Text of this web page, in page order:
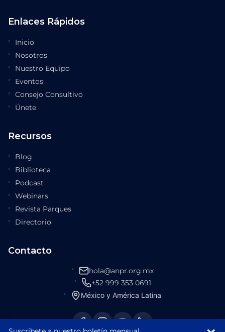
Enlaces Rápidos
Inicio
Nosotros
Nuestro Equipo
Eventos
Consejo Consultivo
Únete
Recursos
Blog
Biblioteca
Podcast
Webinars
Revista Parques
Directorio
Contacto
hola@anpr.org.mx
+52 999 353 0691
México y América Latina